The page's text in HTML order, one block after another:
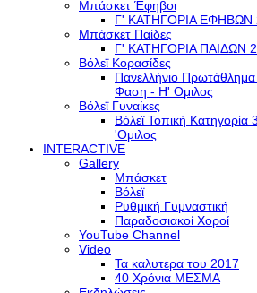
Μπάσκετ Έφηβοι
Γ' ΚΑΤΗΓΟΡΙΑ ΕΦΗΒΩΝ
Μπάσκετ Παίδες
Γ' ΚΑΤΗΓΟΡΙΑ ΠΑΙΔΩΝ
Βόλεϊ Κορασίδες
Πανελλήνιο
Φαση - H' Ομιλος
Βόλεϊ Γυναίκες
Βόλεϊ Τοπική
'Ομιλος
INTERACTIVE
Gallery
Μπάσκετ
Βόλεϊ
Ρυθμική Γυμναστική
Παραδοσιακοί Χοροί
YouTube Channel
Video
Τα καλυτερα του 2017
40 Χρόνια ΜΕΣΜΑ